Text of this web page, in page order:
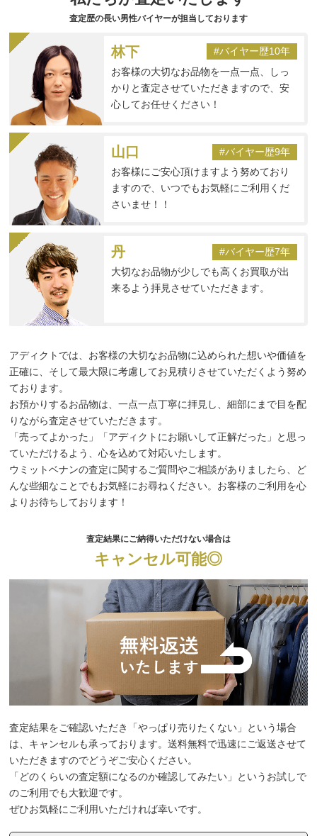
査定歴の長い男性バイヤーが担当しております
林下
#バイヤー歴10年
お客様の大切なお品物を一点一点、しっ
かりと査定させていただきますので、安
心してお任せください！
山口
#バイヤー歴9年
お客様にご安心頂けますよう努めており
ますので、いつでもお気軽にご利用くだ
さいませ！！
丹
#バイヤー歴7年
大切なお品物が少しでも高くお買取が出
来るよう拝見させていただきます。
アディクトでは、お客様の大切なお品物に込められた想いや価値を
正確に、そして最大限に考慮してお見積りさせていただくよう努め
ております。
お預かりするお品物は、一点一点丁寧に拝見し、細部にまで目を配
りながら査定させていただきます。
「売ってよかった」「アディクトにお願いして正解だった」と思っ
ていただけるよう、心を込めて対応いたします。
ウミットベナンの査定に関するご質問やご相談がありましたら、ど
んな些細なことでもお気軽にお尋ねください。お客様のご利用を心
よりお待ちしております！
査定結果にご納得いただけない場合は
キャンセル可能◎
査定結果をご確認いただき「やっぱり売りたくない」という場合
は、キャンセルも承っております。送料無料で迅速にご返送させて
いただきますのでどうぞご安心ください。
「どのくらいの査定額になるのか確認してみたい」というお試しで
のご利用でも大歓迎です。
ぜひお気軽にご利用いただければ幸いです。